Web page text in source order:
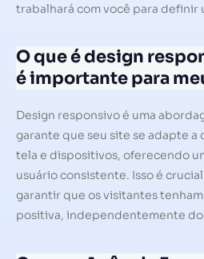
trabalhará com você para definir
O que é design
é importante para
Design responsivo é uma
garante que seu site se adapte
tela e dispositivos, oferecendo
usuário consistente. Isso é
garantir que os visitantes
positiva, independentemente